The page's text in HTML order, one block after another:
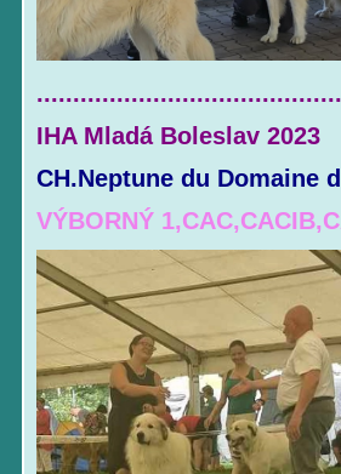
IHA Mladá Boleslav 2023
CH.Neptune du Domaine
VÝBORNÝ